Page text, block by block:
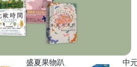
盛夏果物趴
中